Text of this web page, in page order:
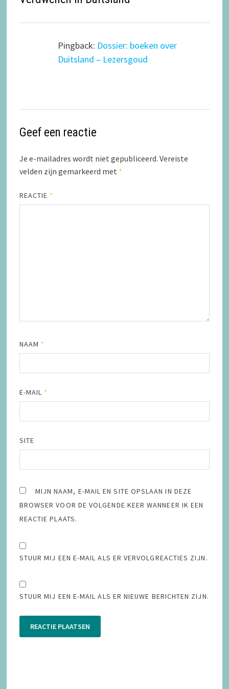
Pingback: Dossier: boeken over
Duitsland – Lezersgoud
Geef een reactie
Je e-mailadres wordt niet gepubliceerd. Vereiste
velden zijn gemarkeerd met *
REACTIE *
NAAM *
E-MAIL *
SITE
MIJN NAAM, E-MAIL EN SITE OPSLAAN IN DEZE
BROWSER VOOR DE VOLGENDE KEER WANNEER IK EEN
REACTIE PLAATS.
STUUR MIJ EEN E-MAIL ALS ER VERVOLGREACTIES ZIJN.
STUUR MIJ EEN E-MAIL ALS ER NIEUWE BERICHTEN ZIJN.